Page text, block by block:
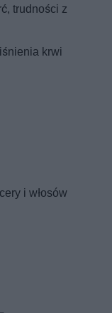
trudności z
krwi
i włosów